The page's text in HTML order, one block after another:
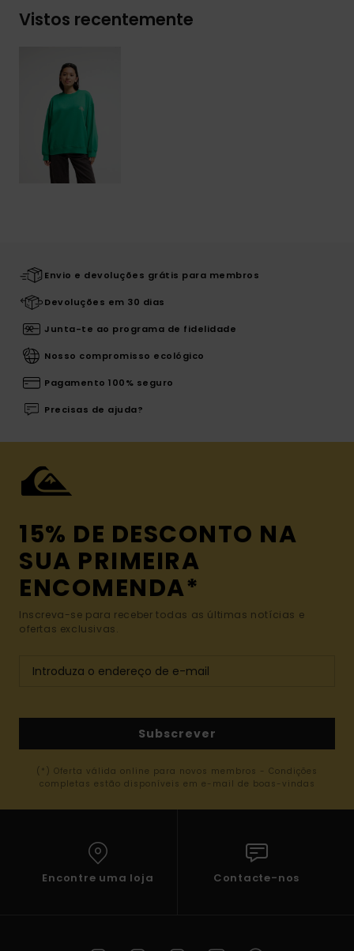
Vistos recentemente
Envio e devoluções grátis para membros
Devoluções em 30 dias
Junta-te ao programa de fidelidade
Nosso compromisso ecológico
Pagamento 100% seguro
Precisas de ajuda?
15% DE DESCONTO NA
SUA PRIMEIRA
ENCOMENDA*
Inscreva-se para receber todas as últimas notícias e
ofertas exclusivas.
Subscrever
(*) Oferta válida online para novos membros - Condições
completas estão disponíveis em e-mail de boas-vindas
Encontre uma loja Contacte-nos